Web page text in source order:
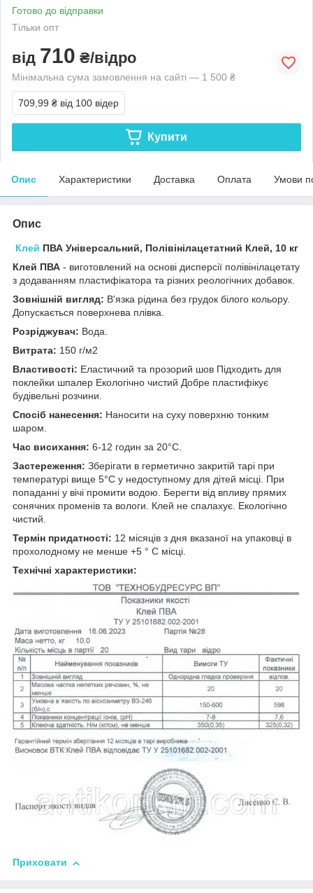
Готово до відправки
Тільки опт
від 710 ₴/відро
Мінімальна сума замовлення на сайті — 1 500 ₴
709,99 ₴ від 100 відер
Купити
Опис Характеристики Доставка Оплата Умови
Опис
Клей ПВА Універсальний, Полівінілацетатний Клей, 10 кг
Клей ПВА - виготовлений на основі дисперсії полівінілацетату
з додаванням пластифікатора та різних реологічних добавок.
Зовнішній вигляд: В'язка рідина без грудок білого кольору.
Допускається поверхнева плівка.
Розріджувач: Вода.
Витрата: 150 г/м2
Властивості: Еластичний та прозорий шов Підходить для
поклейки шпалер Екологічно чистий Добре пластифікує
будівельні розчини.
Спосіб нанесення: Наносити на суху поверхню тонким
шаром.
Час висихання: 6-12 годин за 20°С.
Застереження: Зберігати в герметично закритій тарі при
температурі вище 5°C у недоступному для дітей місці. При
попаданні у вічі промити водою. Берегти від впливу прямих
сонячних променів та вологи. Клей не спалахує. Екологічно
чистий.
Термін придатності: 12 місяців з дня вказаної на упаковці в
прохолодному не менше +5 ° C місці.
Технічні характеристики:
Приховати